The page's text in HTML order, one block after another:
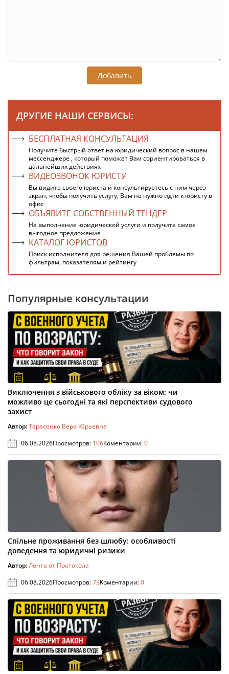
Добавить
ДРУГИЕ НАШИ СЕРВИСЫ:
БЕСПЛАТНАЯ КОНСУЛЬТАЦИЯ
Получите быстрый ответ на юридический вопрос в нашем
мессенджере , который поможет Вам сориентироваться в
дальнейших действиях
ВИДЕОЗВОНОК ЮРИСТУ
Вы видите своего юриста и консультируетесь с ним через
экран, чтобы получить услугу, Вам не нужно идти к юристу в
офис
ОБЪЯВИТЕ СОБСТВЕННЫЙ ТЕНДЕР
На выполнение юридической услуги и получите самое
выгодное предложение
КАТАЛОГ ЮРИСТОВ
Поиск исполнителя для решения Вашей проблемы по
фильтрам, показателям и рейтингу
Популярные консультации
Виключення з військового обліку за віком: чи
можливо це сьогодні та які перспективи судового
захист
Автор:Тарасенко Вера Юрьевна
06.08.2026Просмотров: 106Коментарии:0
Спільне проживання без шлюбу: особливості
доведення та юридичні ризики
Автор:Лента от Протокола
06.08.2026Просмотров:73Коментарии:0